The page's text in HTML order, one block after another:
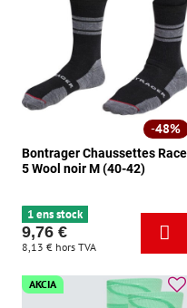
48%
Bontrager Chaussettes Race
5 Wool noir M (40-42)
1 ens stock
9,76 €
8,13 € hors TVA
AKCIA